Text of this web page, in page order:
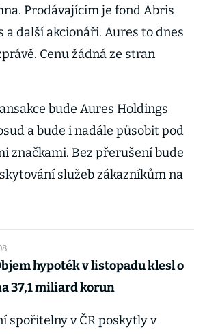
Prodávajícím je fond Abris
a další akcionáři. Aures to dnes
Cenu žádná ze stran
bude Aures Holdings
a bude i nadále působit pod
značkami. Bez přerušení bude
služeb zákazníkům na
hypoték v listopadu klesl o
37,1 miliard korun
spořitelny v ČR poskytly v